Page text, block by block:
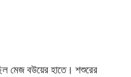
মেজ বউয়ের হাতে। শশুরের